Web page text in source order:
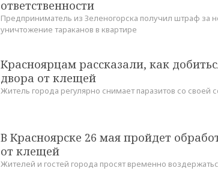
ответственности
Предприниматель из Зеленогорска получил штраф за
уничтожение тараканов в квартире
Красноярцам рассказали, как
двора от клещей
Житель города регулярно снимает паразитов со своей
В Красноярске 26 мая пройдет
от клещей
Жителей и гостей города просят временно